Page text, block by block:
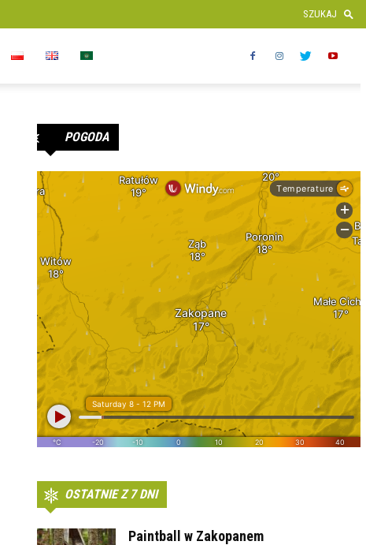
POGODA
OSTATNIE Z 7 DNI
Paintball w Zakopanem